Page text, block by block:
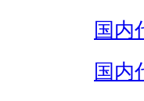
国内
国内